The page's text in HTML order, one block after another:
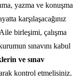
yazma ve konuşma
karşılaşacağınız
birleşimi, çalışma
sınavını kabul
ve sınav
kontrol etmelisiniz.